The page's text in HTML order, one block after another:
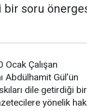
bir soru
Çalışan
Abdülhamit Gül’ün
dile getirdiği bir
yönelik hak